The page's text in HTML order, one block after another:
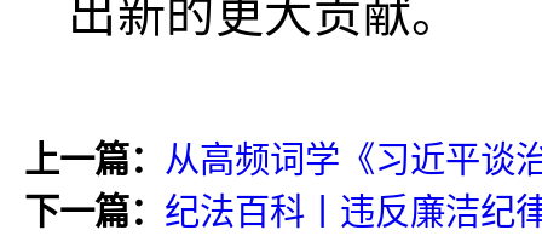
出新的更大贡献。
上一篇： 从高频词学《习近平谈
下一篇： 纪法百科丨违反廉洁纪